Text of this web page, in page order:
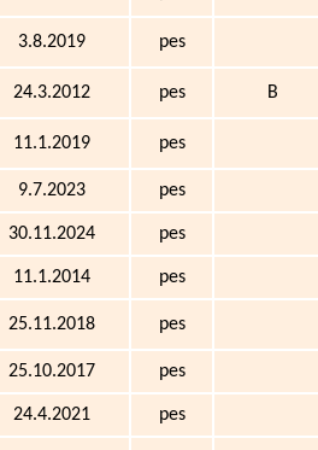
3.8.2019 pes
24.3.2012 pes B
11.1.2019 pes
9.7.2023 pes
30.11.2024 pes
11.1.2014 pes
25.11.2018 pes
25.10.2017 pes
24.4.2021 pes